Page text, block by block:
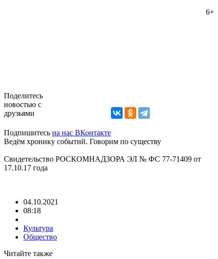
6+
Поделитесь
новостью с
друзьями
Подпишитесь на нас ВКонтакте
Ведём хронику событий. Говорим по существу
Свидетельство РОСКОМНАДЗОРА ЭЛ № ФС 77-71409 от
17.10.17 года
04.10.2021
08:18
Культура
Общество
Читайте также